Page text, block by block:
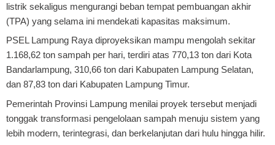
listrik sekaligus mengurangi beban tempat pembuangan akhir
(TPA) yang selama ini mendekati kapasitas maksimum.
PSEL Lampung Raya diproyeksikan mampu mengolah sekitar
1.168,62 ton sampah per hari, terdiri atas 770,13 ton dari Kota
Bandarlampung, 310,66 ton dari Kabupaten Lampung Selatan,
dan 87,83 ton dari Kabupaten Lampung Timur.
Pemerintah Provinsi Lampung menilai proyek tersebut menjadi
tonggak transformasi pengelolaan sampah menuju sistem yang
lebih modern, terintegrasi, dan berkelanjutan dari hulu hingga hilir.